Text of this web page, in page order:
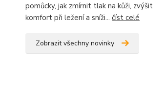
pomůcky, jak zmírnit tlak na kůži, zvýšit
komfort při ležení a sníži... číst celé
Zobrazit všechny novinky